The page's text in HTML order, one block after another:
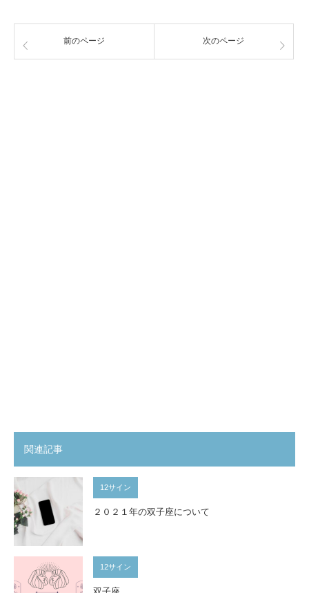
前のページ 次のページ
関連記事
12サイン
２０２１年の双子座について
12サイン